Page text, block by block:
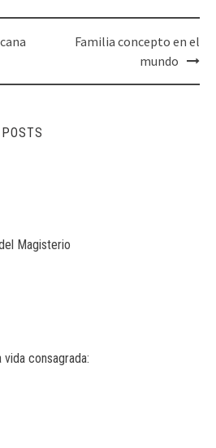
Familia concepto en el
mundo
Magisterio
consagrada: